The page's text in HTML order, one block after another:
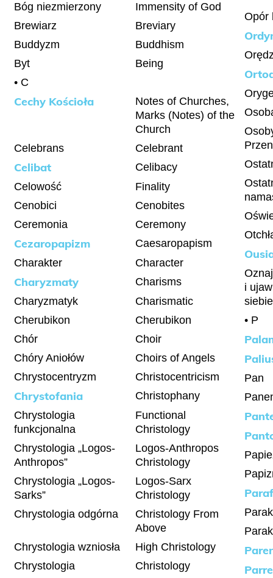
Bóg niezmierzony
Immensity of God
Brewiarz
Breviary
Buddyzm
Buddhism
Byt
Being
• C
Cechy Kościoła
Notes of Churches,
Marks (Notes) of the
Church
Celebrans
Celebrant
Celibat
Celibacy
Celowość
Finality
Cenobici
Cenobites
Ceremonia
Ceremony
Cezaropapizm
Caesaropapism
Charakter
Character
Charyzmaty
Charisms
Charyzmatyk
Charismatic
Cherubikon
Cherubikon
Chór
Choir
Chóry Aniołów
Choirs of Angels
Chrystocentryzm
Christocentricism
Chrystofania
Christophany
Chrystologia
funkcjonalna
Functional
Christology
Chrystologia „Logos-
Anthropos”
Logos-Anthropos
Christology
Chrystologia „Logos-
Sarks”
Logos-Sarx
Christology
Chrystologia odgórna
Christology From
Above
Chrystologia wzniosła
High Christology
Chrystologia
Christology
Opór
i
siebie
• P
Pan